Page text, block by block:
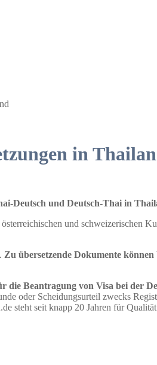
in
Deutsch und Deutsch-Thai in
und schweizerischen
Zu übersetzende Dokumente
die Beantragung von Visa bei der
oder Scheidungsurteil zwecks
steht seit knapp 20 Jahren für